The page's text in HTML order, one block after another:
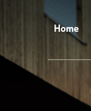
テ
ン
Home